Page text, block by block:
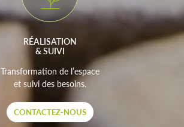
RÉALISATION
& SUIVI
Transformation de l’espace
et suivi des besoins.
CONTACTEZ-NOUS